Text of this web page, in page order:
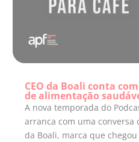
CEO da Boali conta
de alimentação
A nova temporada do
arranca com uma conversa
da Boali, marca que